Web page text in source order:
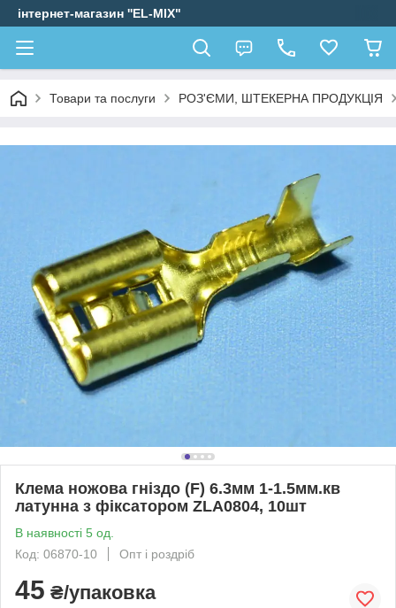
інтернет-магазин ''EL-MIX"
Товари та послуги РОЗ'ЄМИ, ШТЕКЕРНА ПРОДУКЦІЯ
Клема ножова гніздо (F) 6.3мм 1-1.5мм.кв
латунна з фіксатором ZLA0804, 10шт
В наявності 5 од.
Код: 06870-10
Опт і роздріб
45 ₴/упаковка